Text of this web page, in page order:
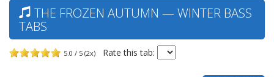
THE FROZEN AUTUMN — WINTER BASS
TABS
5.0 / 5 (2x) Rate this tab: